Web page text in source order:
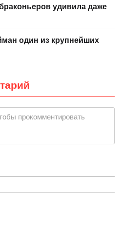
удивила даже
один из крупнейших
прокомментировать